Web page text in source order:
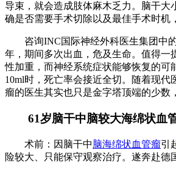
导束，就会造成肢体麻木乏力。脑干大
确是否需要手术切除以及最佳手术时机
咨询INC国际神经外科医生集团中的
年，期间多次出血，危及生命。值得一
性加重，而神经系统症状能够恢复的可
10ml时，死亡率会接近全切。随着现
瘤的医生其实也只是金字塔顶端的少数
61岁脑干中脑较大海绵状血
术前：因脑干中脑海绵状血管瘤引
险较大、只能保守观察治疗。遂奔赴德